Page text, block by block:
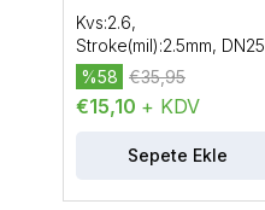
Kvs:2.6,
Stroke(mil):2.5mm, DN25
(1"), PN10, On/Off Vana
€15,10 + KDV
%58 €35,95
Sepete Ekle